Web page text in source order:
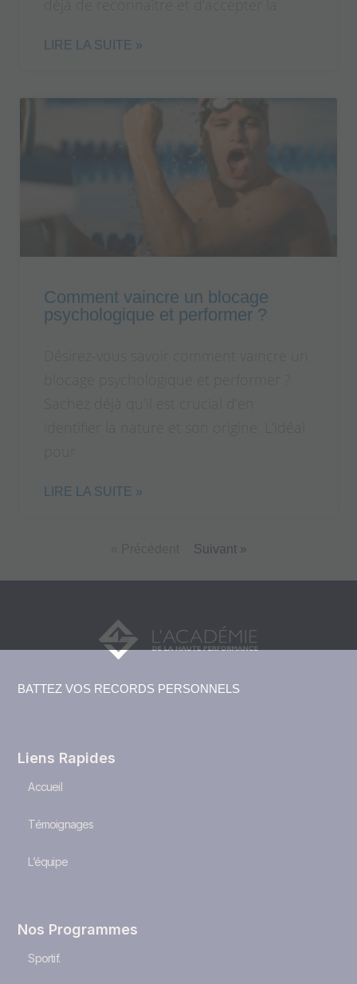
LIRE LA SUITE »
Comment vaincre un blocage
psychologique et performer ?
LIRE LA SUITE »
Suivant »
BATTEZ VOS RECORDS PERSONNELS
Liens Rapides
Accueil
Témoignages
L’équipe
Nos Programmes
Sportif.